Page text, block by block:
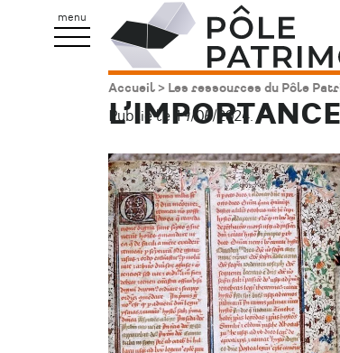
menu
Pôle
Patrimoine
Fil
Accueil Les ressources du Pôle
Publié le 19/06/2024.
Image
principale